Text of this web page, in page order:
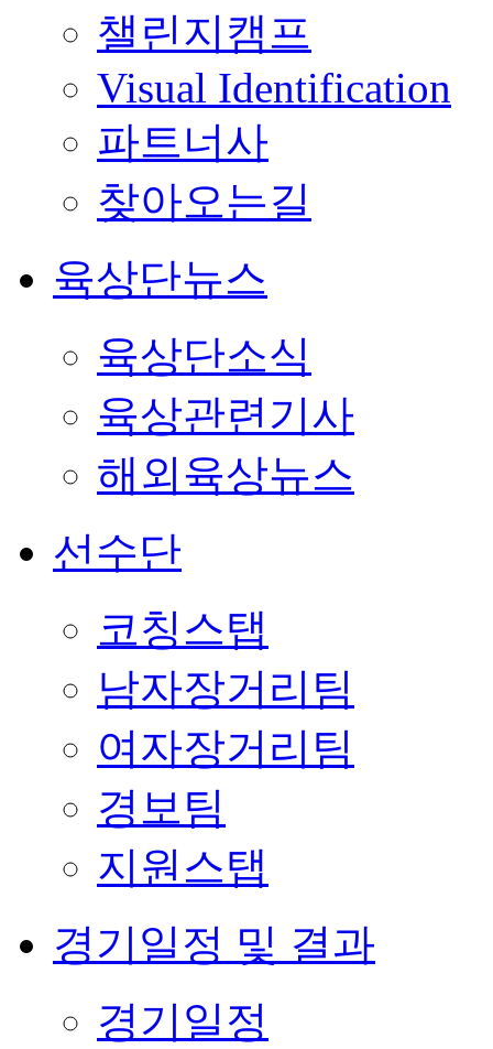
챌린지캠프
Visual Identification
파트너사
찾아오는길
육상단뉴스
육상단소식
육상관련기사
해외육상뉴스
선수단
코칭스탭
남자장거리팀
여자장거리팀
경보팀
지원스탭
경기일정 및 결과
경기일정